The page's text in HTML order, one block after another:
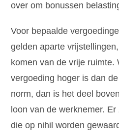
over om bonussen
Voor bepaalde
gelden aparte
komen van de vrije ruimte.
vergoeding hoger is dan
norm, dan is het deel
loon van de werknemer.
die op nihil worden